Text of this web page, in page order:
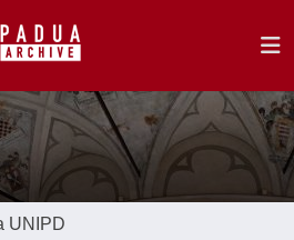
UNIPD